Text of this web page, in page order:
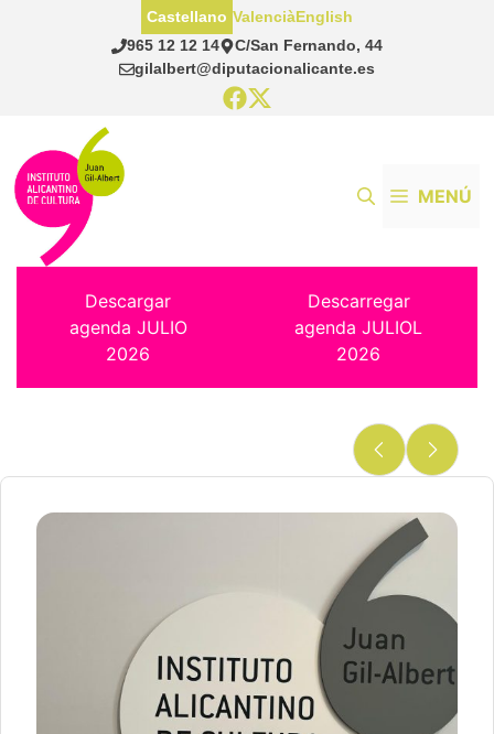
965 12 12 14
C/San Fernando, 44
gilalbert@diputacionalicante.es
Castellano ValenciàEnglish
MENÚ
Descargar
agenda JULIO
2026
Descarregar
agenda JULIOL
2026